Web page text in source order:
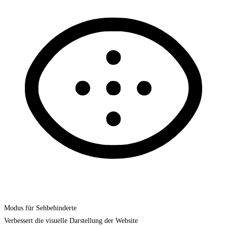
Modus für Sehbehinderte
Verbessert die visuelle Darstellung der Website